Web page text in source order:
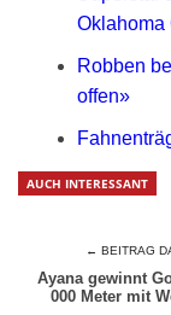
Oklahoma
Robben
offen»
AUCH INTERESSANT
← BEITRAG
Ayana gewinnt
000 Meter mit